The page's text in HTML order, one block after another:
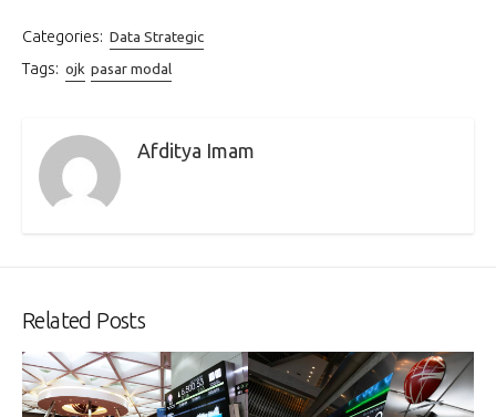
Categories: Data Strategic
Tags: ojk pasar modal
Afditya Imam
Related Posts